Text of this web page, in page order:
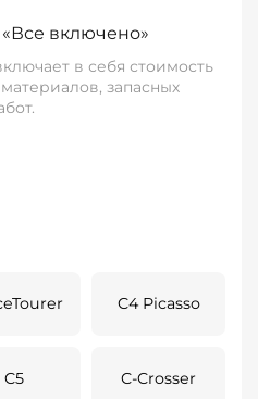
включено»
в себя стоимость
запасных
C4 Picasso
C5 C-Crosser